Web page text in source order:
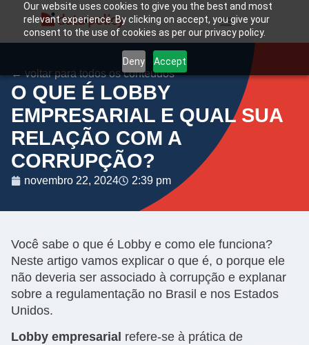
Our website uses cookies to give you the best and most
relevant experience. By clicking on accept, you give your
consent to the use of cookies as per our privacy policy.
Deny Accept
← voltar para todos os conteúdos
O QUE É LOBBY
EMPRESARIAL E QUAL SUA
RELAÇÃO COM A
CORRUPÇÃO?
novembro 22, 2024 2:39 pm
Você sabe o que é Lobby e como ele funciona?
Neste artigo vamos explicar o que é, o porque ele
não deveria ser associado à corrupção e explanar
sobre a regulamentação no Brasil e nos Estados
Unidos.
Lobby empresarial refere-se à prática de